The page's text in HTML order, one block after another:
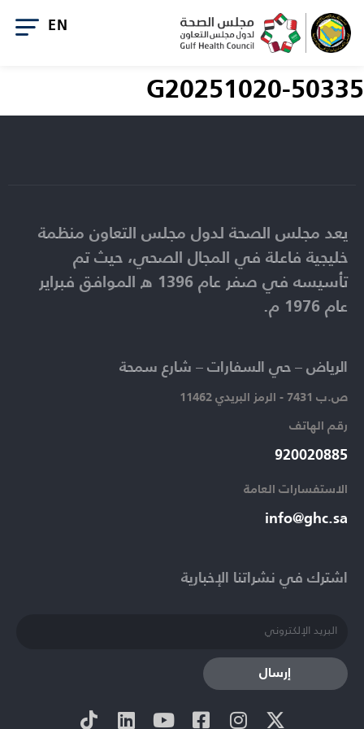
G20251020-50335
اشترك في نشراتنا الإخبارية​
إرسال
الرياض – حي السفارات – شارع سمحة​
ص.ب 7431 - الرمز البريدي 11462
رقم الهاتف​
920020885​
الاستفسارات العامة ​
info@ghc.sa​
يعد مجلس الصحة لدول مجلس التعاون منظمة
خليجية فاعلة في المجال الصحي، حيث تم
تأسيسه في صفر عام 1396 ه الموافق فبراير
عام 1976 م.